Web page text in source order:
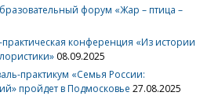
форум «Жар – птица –
конференция «Из истории
08.09.2025
практикум «Семья России:
пройдет в Подмосковье 27.08.2025